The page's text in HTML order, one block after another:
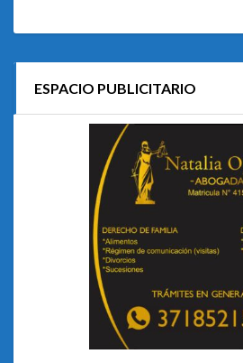
ESPACIO PUBLICITARIO